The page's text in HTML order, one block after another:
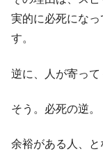
実的に必死にな
す。
逆に、人が寄って
そう。必死の逆。
余裕がある人、と